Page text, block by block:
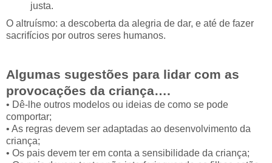
justa.
O altruísmo: a descoberta da alegria de dar, e até de fazer
sacrifícios por outros seres humanos.
Algumas sugestões para lidar com as
provocações da criança….
• Dê-lhe outros modelos ou ideias de como se pode
comportar;
• As regras devem ser adaptadas ao desenvolvimento da
criança;
• Os pais devem ter em conta a sensibilidade da criança;